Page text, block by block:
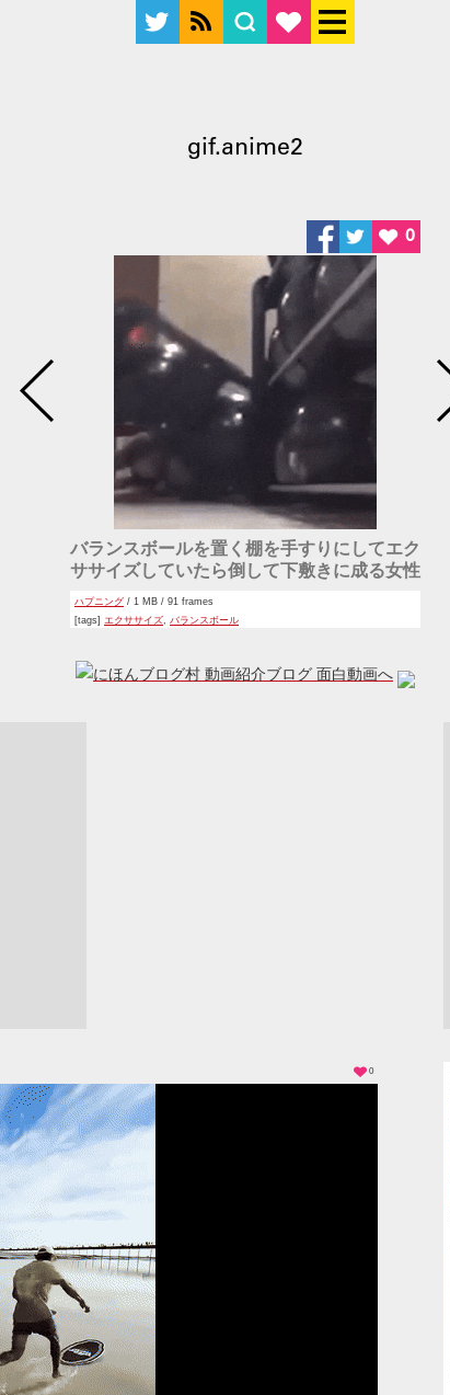
gif.anime2
バランスボールを置く棚を手すりにしてエク
ササイズしていたら倒して下敷きに成る女性
ハプニング / 1 MB / 91 frames
[tags] エクササイズ バランスボール
0
0